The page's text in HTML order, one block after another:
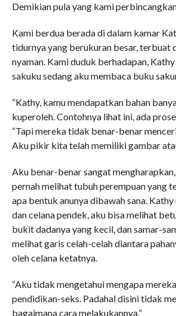
Demikian pula yang kami
Kami berdua berada di dalam kamar
tidurnya yang berukuran besar, terbuat
nyaman. Kami duduk berhadapan,
sakuku sedang aku membaca buku
“Kathy, kamu mendapatkan bahan
kuperoleh. Contohnya lihat ini, ada
“Tapi mereka tidak benar-benar
Aku pikir kita telah memiliki gambar
Aku benar-benar sangat
pernah melihat tubuh perempuan yang
apa bentuk anunya dibawah sana.
dan celana pendek, aku bisa melihat
bukit dadanya yang kecil, dan samar-
melihat garis celah-celah diantara
oleh celana ketatnya.
“Aku tidak mengetahui mengapa
pendidikan-seks. Padahal disini tidak
bagaimana cara melakukannya.”